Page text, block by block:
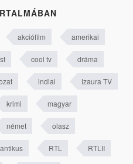
akciófilm amerikai
cool tv dráma
indiai Izaura TV
krimi magyar
német olasz
RTL RTLII